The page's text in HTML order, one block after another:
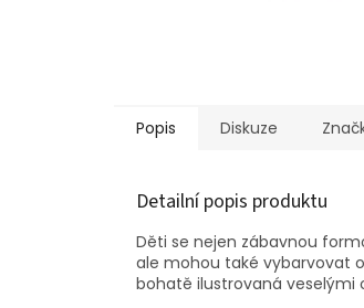
Popis Diskuze
Detailní popis produktu
Děti se nejen zábavnou
ale mohou také vybarvovat
bohatě ilustrovaná veselými